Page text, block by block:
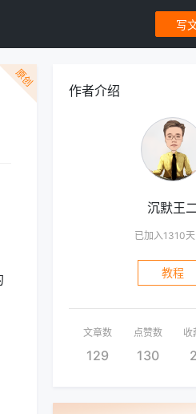
写
原创
作者介绍
沉默王
已加入1310天
教程
文章数
129
点赞数
130
收